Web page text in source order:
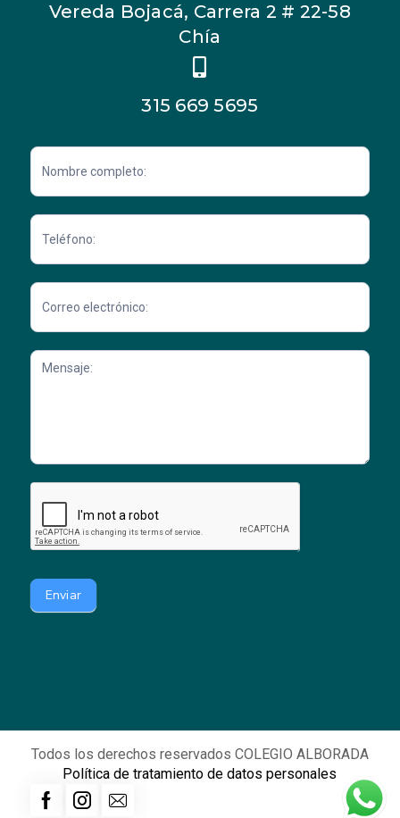
Vereda Bojacá, Carrera 2 # 22-58
Chía
315 669 5695
Contacto
Enviar
Todos los derechos reservados COLEGIO ALBORADA
Política de tratamiento de datos personales